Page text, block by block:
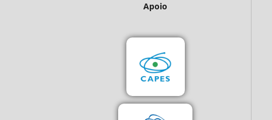
Apoio